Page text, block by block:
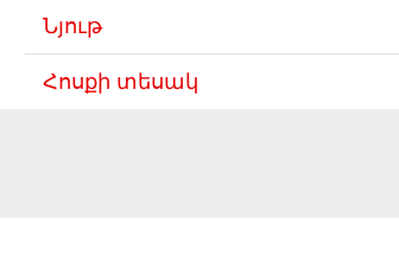
Նյութ
Հոսքի տեսակ